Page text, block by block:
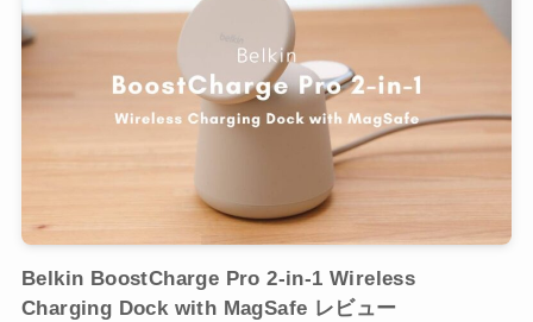
Belkin BoostCharge Pro 2-in-1 Wireless
Charging Dock with MagSafe レビュー